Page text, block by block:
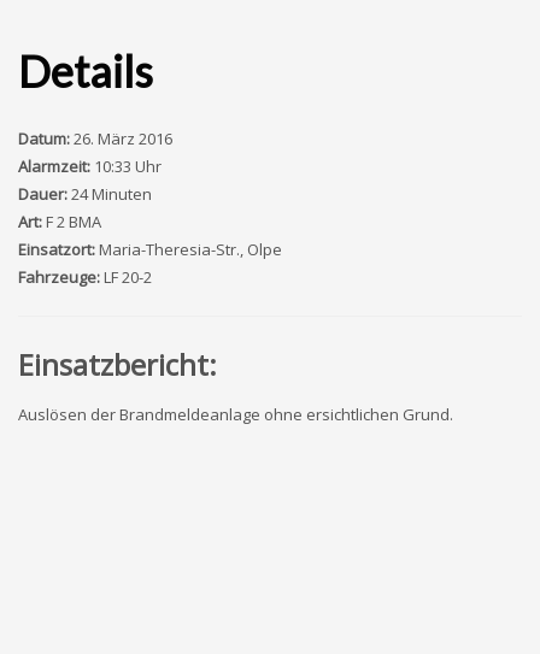
Details
Datum:26. März 2016
Alarmzeit: 10:33 Uhr
Dauer:24 Minuten
Art:F 2 BMA
Einsatzort:Maria-Theresia-Str., Olpe
Fahrzeuge:LF 20-2
Einsatzbericht:
Auslösen der Brandmeldeanlage ohne ersichtlichen Grund.